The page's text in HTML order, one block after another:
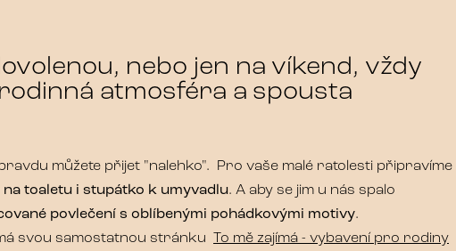
nebo jen na víkend, vždy
rodinná atmosféra a spousta
můžete přijet "nalehko". Pro vaše malé ratolesti připravíme
na toaletu i stupátko k umyvadlu. A aby se jim u nás spalo
povlečení s oblíbenými pohádkovými motivy.
svou samostatnou stránku To mě zajímá - vybavení pro rodiny